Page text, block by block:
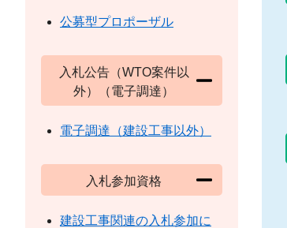
公募型プロポーザル
入札公告（WTO案件以
外）（電子調達）
電子調達（建設工事以外）
入札参加資格
建設工事関連の入札参加に